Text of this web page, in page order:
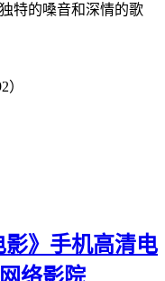
特的嗓音和深情的歌
）
影》手机高清电
络影院